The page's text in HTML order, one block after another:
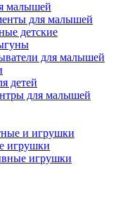
малышей
для малышей
детские
для малышей
детей
для малышей
и игрушки
игрушки
игрушки